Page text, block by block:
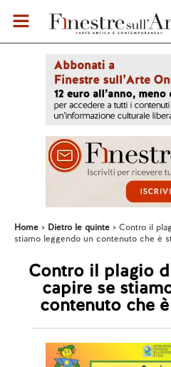
Home Dietro le quinte
Contro il
stiamo leggendo un contenuto che è
Contro il plagio
capire se
contenuto che